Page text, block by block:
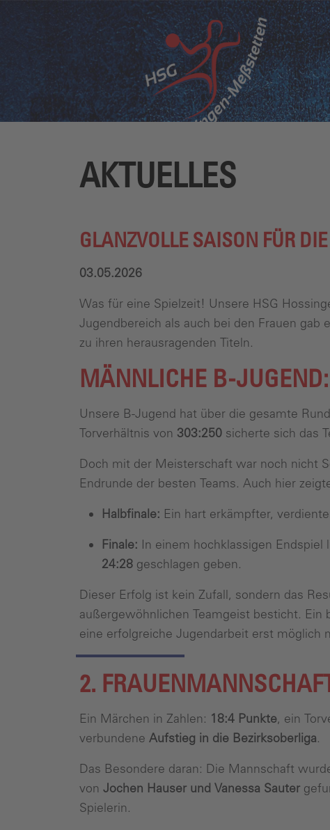
AKTUELLES
GLANZVOLLE SAISON FÜR
03.05.2026
Was für eine Spielzeit! Unsere HSG
Jugendbereich als auch bei den Frauen gab
zu ihren herausragenden Titeln.
MÄNNLICHE B-
Unsere B-Jugend hat über die gesamte
Torverhältnis von 303:250 sicherte sich das
Doch mit der Meisterschaft war noch nicht
Endrunde der besten Teams. Auch hier
Halbfinale: Ein hart erkämpfter,
Finale: In einem hochklassigen
24:28 geschlagen geben.
Dieser Erfolg ist kein Zufall, sondern das
außergewöhnlichen Teamgeist besticht.
eine erfolgreiche Jugendarbeit erst möglich
2.
Ein Märchen in Zahlen: 18:4 Punkte, ein
verbundene Aufstieg in die Bezirksoberliga.
Das Besondere daran: Die Mannschaft
von Jochen Hauser und Vanessa Sauter
Spielerin.